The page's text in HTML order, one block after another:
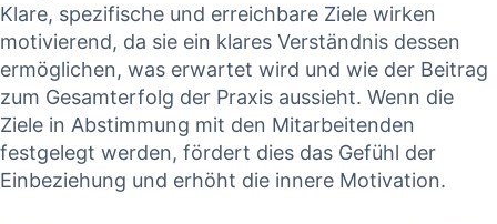
Klare, spezifische und‌ erreichbare Ziele wirken
motivierend, da sie ein klares Verständnis dessen
ermöglichen, ⁣was erwartet wird und wie der Beitrag
zum Gesamterfolg⁢ der⁣ Praxis⁢ aussieht. Wenn die
Ziele ⁤in Abstimmung⁢ mit den Mitarbeitenden​
festgelegt‌ werden, ​fördert dies das⁣ Gefühl der
Einbeziehung und ⁤erhöht ‍die innere ‍Motivation.